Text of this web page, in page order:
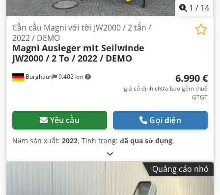
1 / 14
Burghaun 9.402 km
Cần cẩu Magni với tời JW2000 / 2 tấn /
2022 / DEMO
Magni Ausleger mit Seilwinde
JW2000 / 2 To / 2022 / DEMO
6.990 €
giá cố định chưa bao gồm thuế
GTGT
Yêu cầu Gọi điện
Năm sản xuất: 2022, Tình trạng: đã qua sử dụng,
Quảng cáo nhỏ